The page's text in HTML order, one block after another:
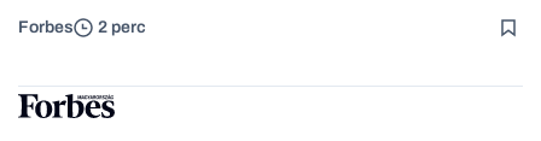
Forbes 2 perc